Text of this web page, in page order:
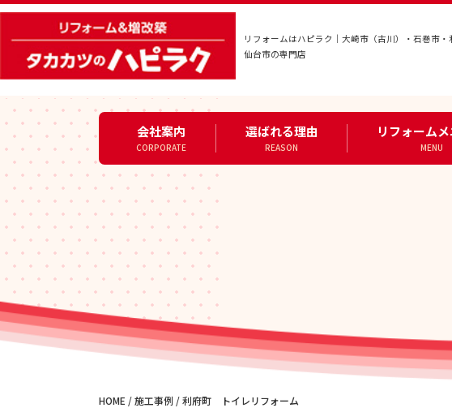
リフォームはハピラク｜大崎市（古川）・石巻市・
仙台市の専門店
会社案内
CORPORATE
選ばれる理由
REASON
リフォーム
MENU
HOME /施工事例 /利府町 トイレリフォーム